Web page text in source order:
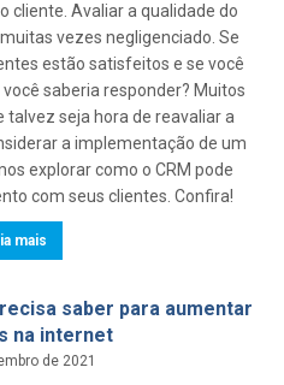
cliente. Avaliar a qualidade do
vezes negligenciado. Se
estão satisfeitos e se você
saberia responder? Muitos
talvez seja hora de reavaliar a
a implementação de um
explorar como o CRM pode
com seus clientes. Confira!
mais
saber para aumentar
na internet
de 2021